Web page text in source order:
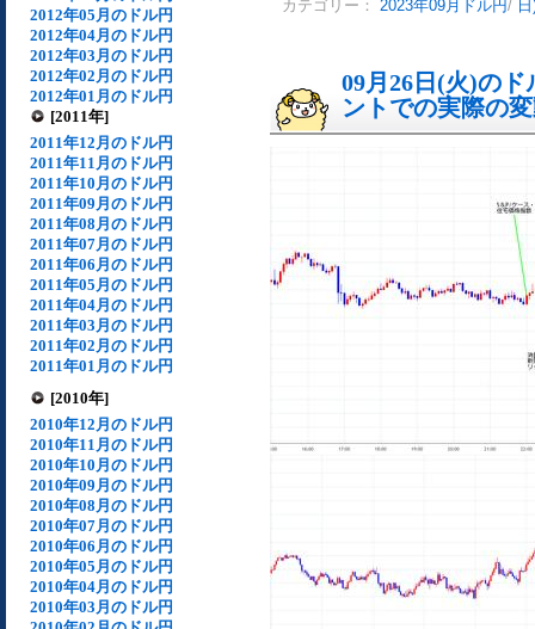
2012年05月のドル円
2012年04月のドル円
2012年03月のドル円
2012年02月のドル円
2012年01月のドル円
[2011年]
2011年12月のドル円
2011年11月のドル円
2011年10月のドル円
2011年09月のドル円
2011年08月のドル円
2011年07月のドル円
2011年06月のドル円
2011年05月のドル円
2011年04月のドル円
2011年03月のドル円
2011年02月のドル円
2011年01月のドル円
[2010年]
2010年12月のドル円
2010年11月のドル円
2010年10月のドル円
2010年09月のドル円
2010年08月のドル円
2010年07月のドル円
2010年06月のドル円
2010年05月のドル円
2010年04月のドル円
2010年03月のドル円
カテゴリー： 2023年09月ドル円/
09月26日(火)の
ントでの実際の